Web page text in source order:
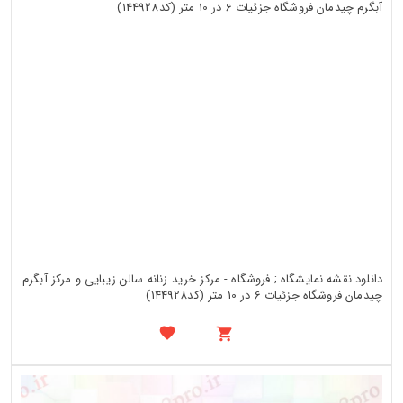
دانلود نقشه نمایشگاه ; فروشگاه - مرکز خرید زنانه سالن زیبایی و مرکز آبگرم
چیدمان فروشگاه جزئیات 6 در 10 متر (کد144928)